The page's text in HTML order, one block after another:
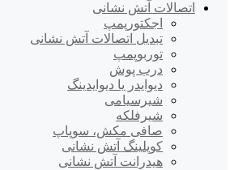
اتصالات آتش نشانی
اجکتورپمپ
تبدیل اتصالات آتش نشانی
توربوپمپ
درب پوش
دیوایدر یا دیوایدینگ
شیرسیامی
شیرفلکه
صافی مکش، سوپاپ
کوپلینگ آتش نشانی
هیدرانت آتش نشانی